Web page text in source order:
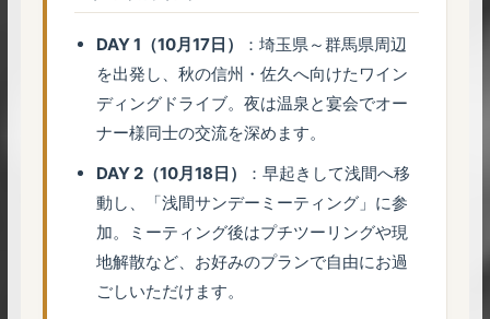
DAY 1（10月17日）
：埼玉県～群馬県周辺
を出発し、秋の信州・佐久へ向けたワイン
ディングドライブ。夜は温泉と宴会でオー
ナー様同士の交流を深めます。
DAY 2（10月18日）
：早起きして浅間へ移
動し、「浅間サンデーミーティング」に参
加。ミーティング後はプチツーリングや現
地解散など、お好みのプランで自由にお過
ごしいただけます。